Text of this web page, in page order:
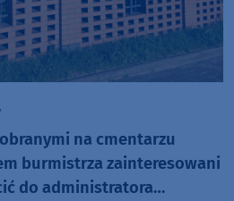
na cmentarzu
burmistrza zainteresowani
do administratora